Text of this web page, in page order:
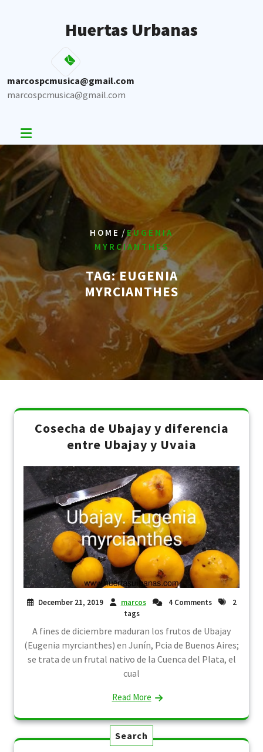
Huertas Urbanas
marcospcmusica@gmail.com
marcospcmusica@gmail.com
HOME /EUGENIA
MYRCIANTHES
TAG:EUGENIA
MYRCIANTHES
Cosecha de Ubajay y diferencia
entre Ubajay y Uvaia
December 21, 2019 marcos 4 Comments
2
tags
A fines de diciembre maduran los frutos de Ubajay
(Eugenia myrcianthes) en Junín, Pcia de Buenos Aires;
se trata de un frutal nativo de la Cuenca del Plata, el
cual
Read More
Search